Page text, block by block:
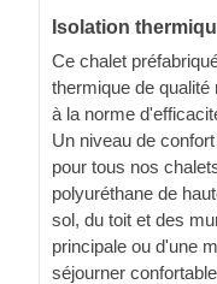
Isolation
Ce chalet
thermique de
à la norme
Un niveau de
pour tous nos
polyuréthane de
sol, du toit et des
principale ou d'une
séjourner